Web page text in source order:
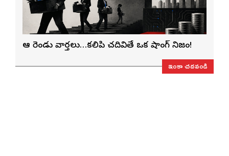
ఆ రెండు వార్తలు…కలిపి చదివితే ఒక షాకింగ్ నిజం!
ఇంకా చదవండి